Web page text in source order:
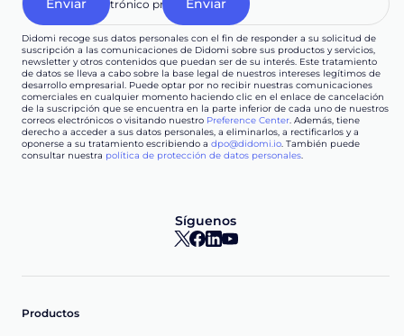
Didomi recoge sus datos personales con el fin de responder a su solicitud de
suscripción a las comunicaciones de Didomi sobre sus productos y servicios,
newsletter y otros contenidos que puedan ser de su interés. Este tratamiento
de datos se lleva a cabo sobre la base legal de nuestros intereses legítimos de
desarrollo empresarial. Puede optar por no recibir nuestras comunicaciones
comerciales en cualquier momento haciendo clic en el enlace de cancelación
de la suscripción que se encuentra en la parte inferior de cada uno de nuestros
correos electrónicos o visitando nuestro Preference Center. Además, tiene
derecho a acceder a sus datos personales, a eliminarlos, a rectificarlos y a
oponerse a su tratamiento escribiendo a dpo@didomi.io. También puede
consultar nuestra política de protección de datos personales.
Síguenos
Productos